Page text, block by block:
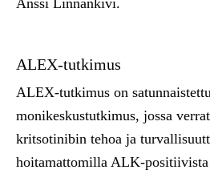
Anssi Linnankivi.
ALEX-tutkimus
ALEX-tutkimus on
monikeskustutkimus, jossa
kritsotinibin tehoa ja
hoitamattomilla ALK-